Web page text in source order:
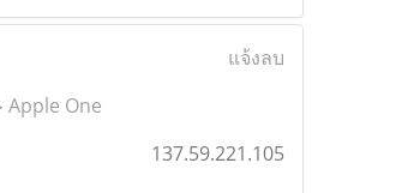
แจ้งลบ
خرید Apple One
137.59.221.105